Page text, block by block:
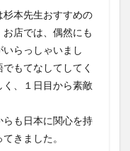
杉本先生おすすめの
お店では、偶然にも
らっしゃいまし
もてなしてしてく
、１日目から素敵
も日本に関心を持
きました。